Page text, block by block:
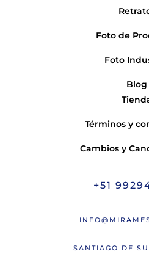
Foto de
Foto
Blog
Términos y
Cambios y
+51
SANTIAGO DE